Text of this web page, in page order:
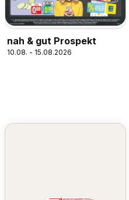
nah & gut Prospekt
10.08. - 15.08.2026